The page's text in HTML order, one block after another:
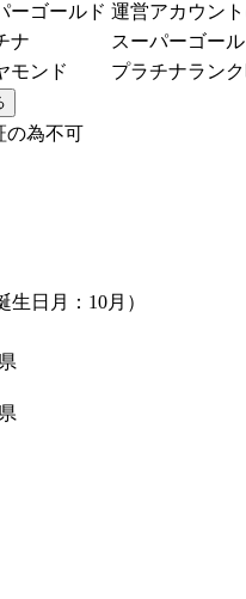
ーゴールド 運営アカウント
ナ
スーパーゴー
モンド
プラチナラン
の為不可
生日月：10月）